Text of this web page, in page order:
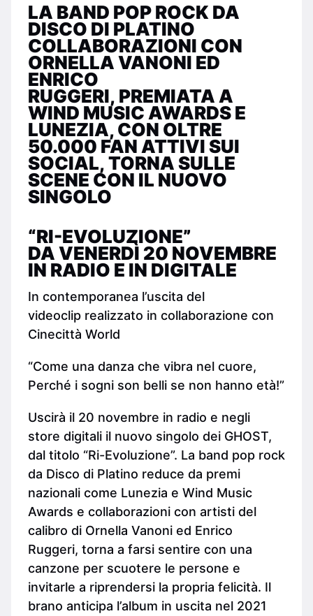
LA BAND POP ROCK DA
DISCO DI PLATINO
COLLABORAZIONI CON
ORNELLA VANONI ED
ENRICO
RUGGERI, PREMIATA A
WIND MUSIC AWARDS E
LUNEZIA, CON OLTRE
50.000 FAN ATTIVI SUI
SOCIAL, TORNA SULLE
SCENE CON IL NUOVO
SINGOLO
“RI-EVOLUZIONE”
DA VENERDÌ 20 NOVEMBRE
IN RADIO E IN DIGITALE
In contemporanea l’uscita del
videoclip realizzato in collaborazione con
Cinecittà World
“Come una danza che vibra nel cuore,
Perché i sogni son belli se non hanno età!”
Uscirà il 20 novembre in radio e negli
store digitali il nuovo singolo dei GHOST,
dal titolo “Ri-Evoluzione”. La band pop rock
da Disco di Platino reduce da premi
nazionali come Lunezia e Wind Music
Awards e collaborazioni con artisti del
calibro di Ornella Vanoni ed Enrico
Ruggeri, torna a farsi sentire con una
canzone per scuotere le persone e
invitarle a riprendersi la propria felicità. Il
brano anticipa l’album in uscita nel 2021